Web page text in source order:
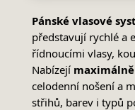
Pánské vlasové
představují rychlé a
řídnoucími vlasy,
Nabízejí
celodenní nošení a
střihů, barev i typů